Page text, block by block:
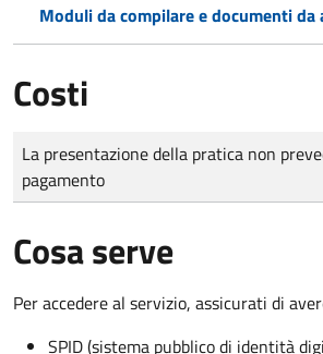
Moduli da compilare e documenti da
Costi
Tipo di pagamento
Importo
La presentazione della pratica non
pagamento
Cosa serve
Per accedere al servizio, assicurati di
SPID (sistema pubblico di identità